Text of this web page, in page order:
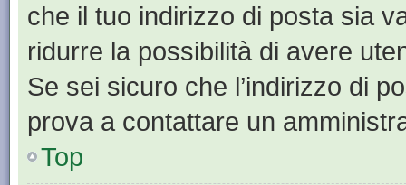
che il tuo indirizzo di posta sia
ridurre la possibilità di avere
Se sei sicuro che l’indirizzo di
prova a contattare un
Top